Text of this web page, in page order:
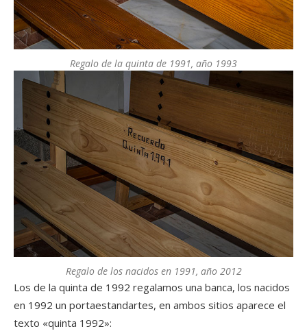
Regalo de la quinta de 1991, año 1993
Regalo de los nacidos en 1991, año 2012
Los de la quinta de 1992 regalamos una banca, los nacidos
en 1992 un portaestandartes, en ambos sitios aparece el
texto «quinta 1992»: